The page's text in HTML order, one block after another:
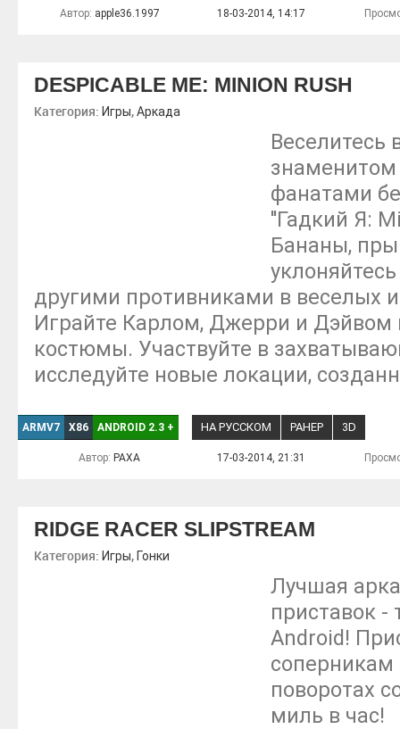
Автор: apple36.1997 18-03-2014, 14:17
DESPICABLE ME: MINION RUSH
Категория: Игры,Аркада
Веселитесь
фанатами
''Гадкий Я:
Бананы,
другими противниками в веселых
Играйте Карлом, Джерри и Дэйвом
костюмы. Участвуйте в
исследуйте новые локации,
ARMV7 X86 ANDROID 2.3 + НА РУССКОМ РАНЕР 3D
Автор: PAXA 17-03-2014, 21:31
RIDGE RACER SLIPSTREAM
Категория: Игры, Гонки
Лучшая
приставок -
Android!
соперникам
поворотах
миль в час!